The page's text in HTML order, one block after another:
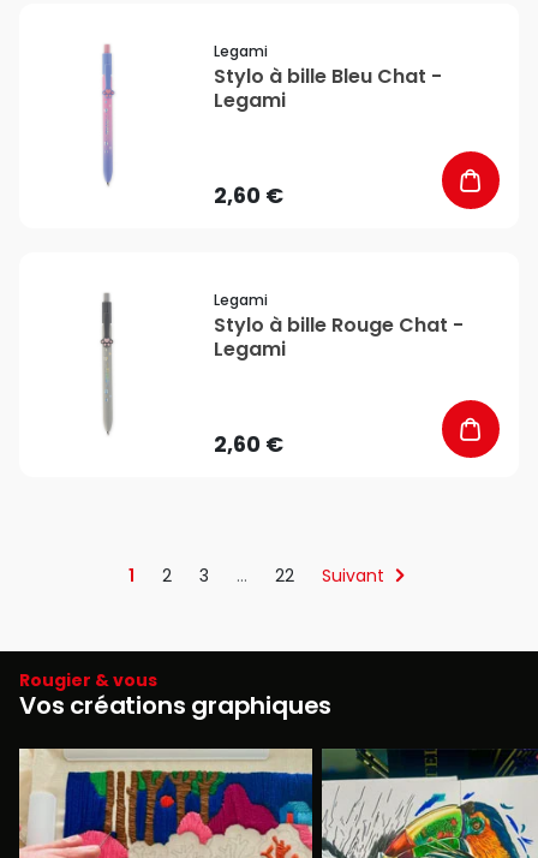
Legami
Stylo à bille Bleu Chat -
Legami
2,60 €
Legami
Stylo à bille Rouge Chat -
Legami
2,60 €
1 2 3 … 22 Suivant
Rougier & vous
Vos créations graphiques